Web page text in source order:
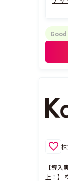
し
管理
ぐ
ムペ
【導
上！】